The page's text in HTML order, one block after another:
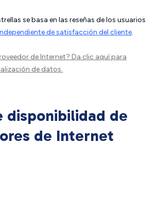
se basa en las reseñas de los usuarios
de satisfacción del cliente.
de Internet? Da clic aquípara
de datos.
disponibilidad de
de Internet